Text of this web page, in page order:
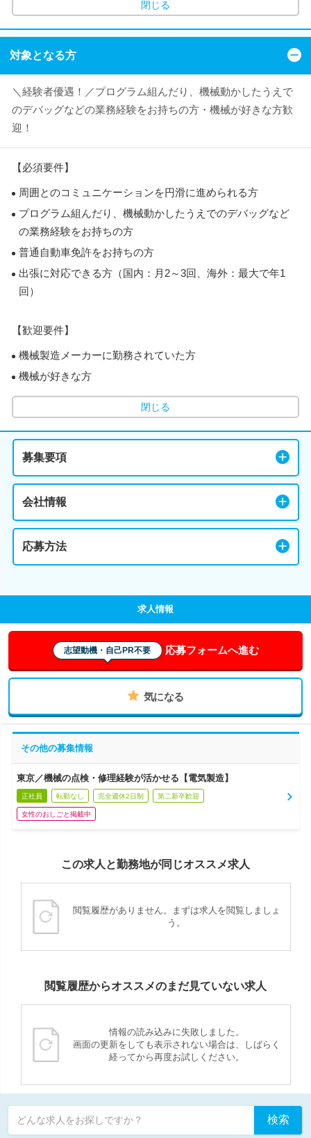
閉じる
対象となる方
＼経験者優遇！／プログラム組んだり、機械動かしたうえで
のデバッグなどの業務経験をお持ちの方・機械が好きな方歓
迎！
【必須要件】
周囲とのコミュニケーションを円滑に進められる方
プログラム組んだり、機械動かしたうえでのデバッグなど
の業務経験をお持ちの方
普通自動車免許をお持ちの方
出張に対応できる方（国内：月2～3回、海外：最大で年1
回）
【歓迎要件】
機械製造メーカーに勤務されていた方
機械が好きな方
閉じる
募集要項
会社情報
応募方法
求人情報
志望動機・自己PR不要 応募フォームへ進む
気になる
その他の募集情報
東京／機械の点検・修理経験が活かせる【電気製造】
正社員 転勤なし 完全週休2日制 第二新卒歓迎
女性のおしごと掲載中
この求人と勤務地が同じオススメ求人
閲覧履歴がありません。まずは求人を閲覧しましょ
う。
閲覧履歴からオススメのまだ見ていない求人
情報の読み込みに失敗しました。
画面の更新をしても表示されない場合は、しばらく
経ってから再度お試しください。
どんな求人をお探しですか？ 検索